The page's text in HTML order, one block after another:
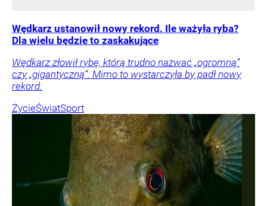
Wędkarz ustanowił nowy rekord. Ile ważyła ryba?
Dla wielu będzie to zaskakujące
Wędkarz złowił rybę, którą trudno nazwać „ogromną”
czy „gigantyczną”. Mimo to wystarczyła by padł nowy
rekord.
ŻycieŚwiatSport